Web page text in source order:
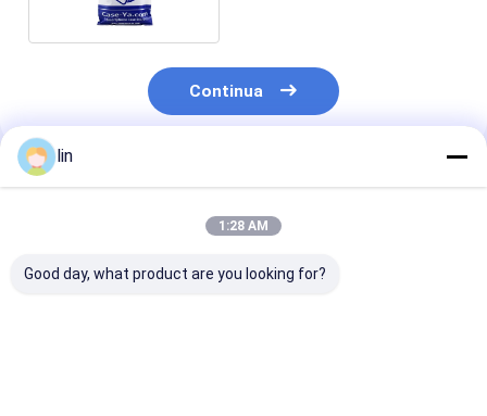
Continua
Prodotti Raccomandati
lin
1:28 AM
Good day, what product are you looking for?